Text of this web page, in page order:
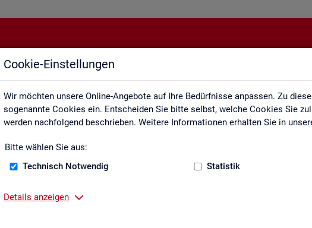
Cookie-Einstellungen
Wir möchten unsere Online-Angebote auf Ihre Bedürfnisse anpassen. Zu
sogenannte Cookies ein. Entscheiden Sie bitte selbst, welche Cookies Sie
werden nachfolgend beschrieben. Weitere Informationen erhalten Sie in
Bitte wählen Sie aus:
Technisch Notwendig
Statistik
Details anzeigen
Gesetze und
Gesetze und Verordnungen